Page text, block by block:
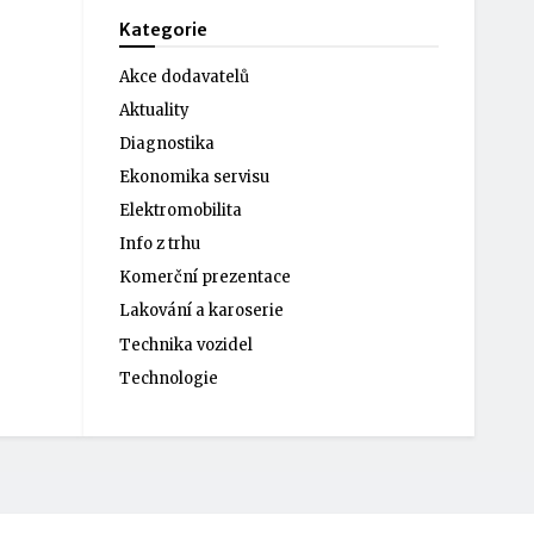
Kategorie
Akce dodavatelů
Aktuality
Diagnostika
Ekonomika servisu
Elektromobilita
Info z trhu
Komerční prezentace
Lakování a karoserie
Technika vozidel
Technologie